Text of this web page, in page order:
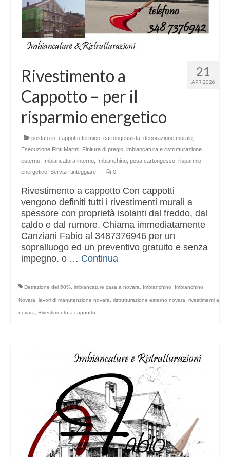
21
APR 2026
Rivestimento a
Cappotto – per il
risparmio energetico
postato in: cappotto termico, cartongessista, decorazione murale,
Esecuzione Finti Marmi, Finitura di pregio, imbiancatura e ristrutturazione
esterno, Imbiancatura interno, Imbianchino, posa cartongesso, risparmio
energetico, Servizi, tinteggiare 0
Rivestimento a cappotto Con cappotti
vengono definiti tutti i rivestimenti murali a
spessore con proprietà isolanti dal freddo, dal
caldo e dal rumore. Chiama immediatamente
Canziani Fabio al 3487376946 per un
sopralluogo ed un preventivo gratuito e senza
impegno. o … Continua
Detrazione del 50%, imbiancature casa a novara, Imbianchino, Imbianchino
Novara, lavori di manutenzione novara, ristrutturazione esterno novara, rivestimenti a
novara, Rivestimento a cappotto